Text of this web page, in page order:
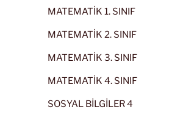
MATEMATİK 1. SINIF
MATEMATİK 2. SINIF
MATEMATİK 3. SINIF
MATEMATİK 4. SINIF
SOSYAL BİLGİLER 4